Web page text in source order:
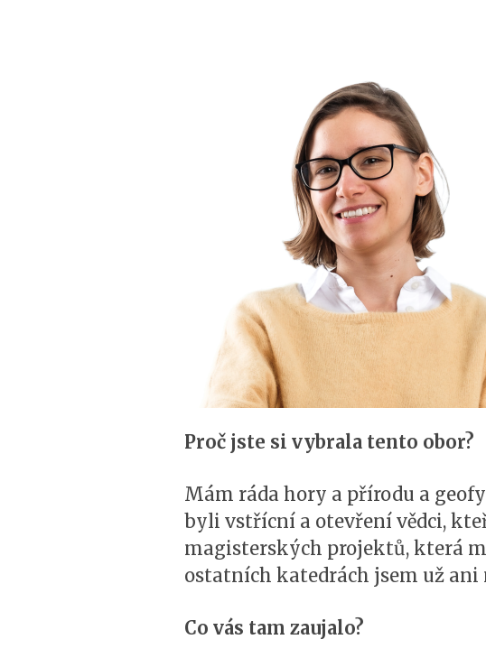
Proč jste si vybrala tento obor?
Mám ráda hory a přírodu a
byli vstřícní a otevření vědci,
magisterských projektů, která
ostatních katedrách jsem už ani
Co vás tam zaujalo?